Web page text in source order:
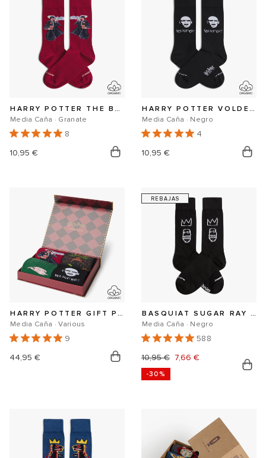
HARRY POTTER THE BOY WHO LIVED SOCKS
Media Caña · Granate
8
Precio
10,95 €
HARRY POTTER VOLDEMORT SOCKS
Media Caña · Negro
4
Precio
10,95 €
HARRY POTTER GIFT PACK
Media Caña · Various
9
Precio
44,95 €
REBAJAS
BASQUIAT SUGAR RAY ROBINSON
Media Caña · Negro
588
Precio
habitual
10,95 €
Precio
de
7,66 €
-30%